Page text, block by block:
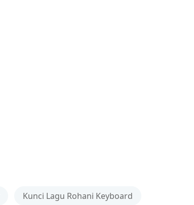
Kunci Lagu Rohani Keyboard